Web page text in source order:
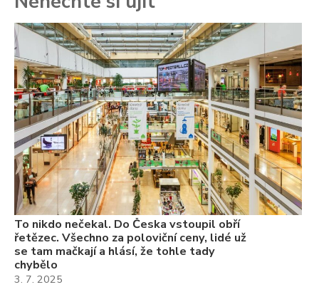
To nikdo nečekal. Do Česka vstoupil obří
řetězec. Všechno za poloviční ceny, lidé už
se tam mačkají a hlásí, že tohle tady
chybělo
3. 7. 2025